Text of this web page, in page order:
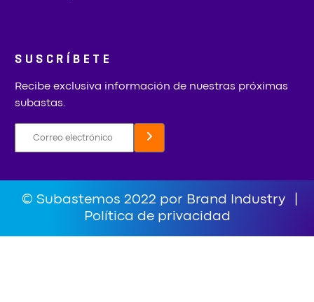
SUSCRÍBETE
Recibe exclusiva información de nuestras próximas
subastas.
© Subastemos 2022 por Brand Industry
Política de privacidad